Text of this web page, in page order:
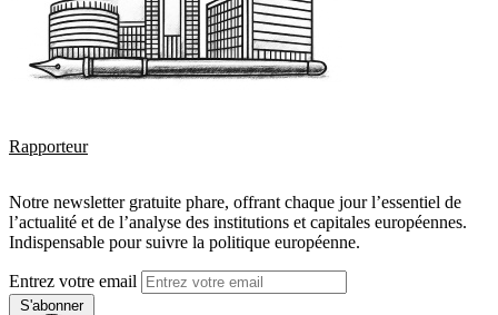
Rapporteur
Notre newsletter gratuite phare, offrant chaque jour l’essentiel de
l’actualité et de l’analyse des institutions et capitales européennes.
Indispensable pour suivre la politique européenne.
Entrez votre email
S'abonner